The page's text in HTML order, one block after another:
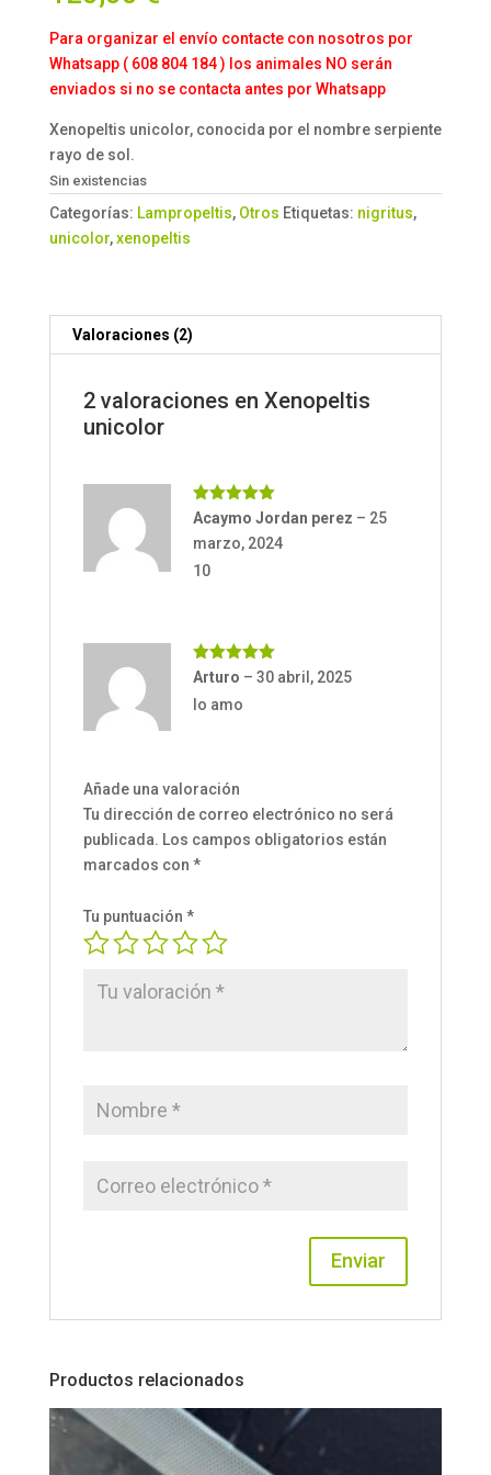
s de
clientes
Para organizar el envío contacte con nosotros por
Whatsapp ( 608 804 184 ) los animales NO serán
enviados si no se contacta antes por Whatsapp
Xenopeltis unicolor, conocida por el nombre serpiente
rayo de sol.
Sin existencias
Categorías: Lampropeltis, Otros Etiquetas: nigritus,
unicolor,xenopeltis
Valoraciones (2)
2 valoraciones en Xenopeltis
unicolor
Valorado
con5
Acaymo Jordan perez – 25
marzo, 2024
10
Valorado
Arturo – 30 abril, 2025
lo amo
Añade una valoración
Tu dirección de correo electrónico no será
publicada. Los campos obligatorios están
marcados con *
Tu puntuación *
Productos relacionados